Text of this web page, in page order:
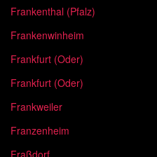
Frankenthal (Pfalz)
Frankenwinheim
Frankfurt (Oder)
Frankfurt (Oder)
Frankweiler
Franzenheim
Fraßdorf